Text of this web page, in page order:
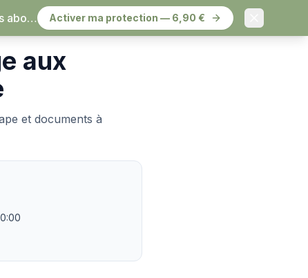
résilier. Activer ma protection — 6,90 €
aux
et documents à